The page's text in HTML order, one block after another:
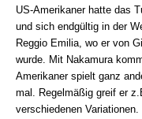
US-Amerikaner hatte das
und sich endgültig in der
Reggio Emilia, wo er von
wurde. Mit Nakamura
Amerikaner spielt ganz
mal. Regelmäßig greif er
verschiedenen